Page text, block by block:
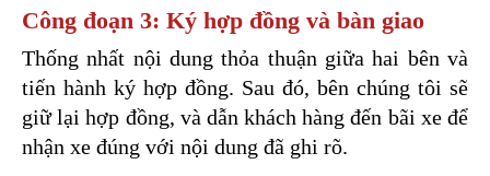
Công đoạn 3: Ký hợp đồng và bàn giao
Thống nhất nội dung thỏa thuận giữa hai bên và
tiến hành ký hợp đồng. Sau đó, bên chúng tôi sẽ
giữ lại hợp đồng, và dẫn khách hàng đến bãi xe để
nhận xe đúng với nội dung đã ghi rõ.